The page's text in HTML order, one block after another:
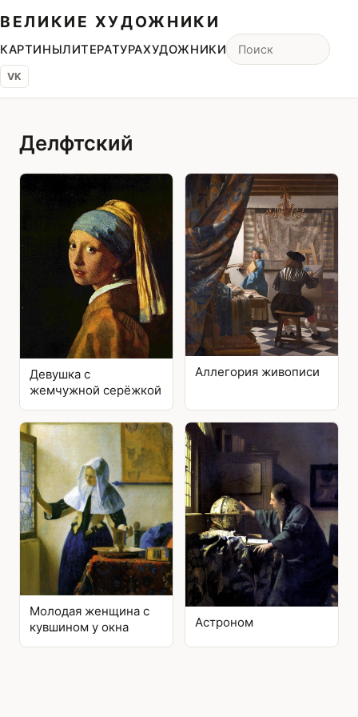
ВЕЛИКИЕ ХУДОЖНИКИ
КАРТИНЫЛИТЕРАТУРАХУДОЖНИКИ
VK
Делфтский
Девушка с
жемчужной серёжкой
Аллегория живописи
Молодая женщина с
кувшином у окна
Астроном